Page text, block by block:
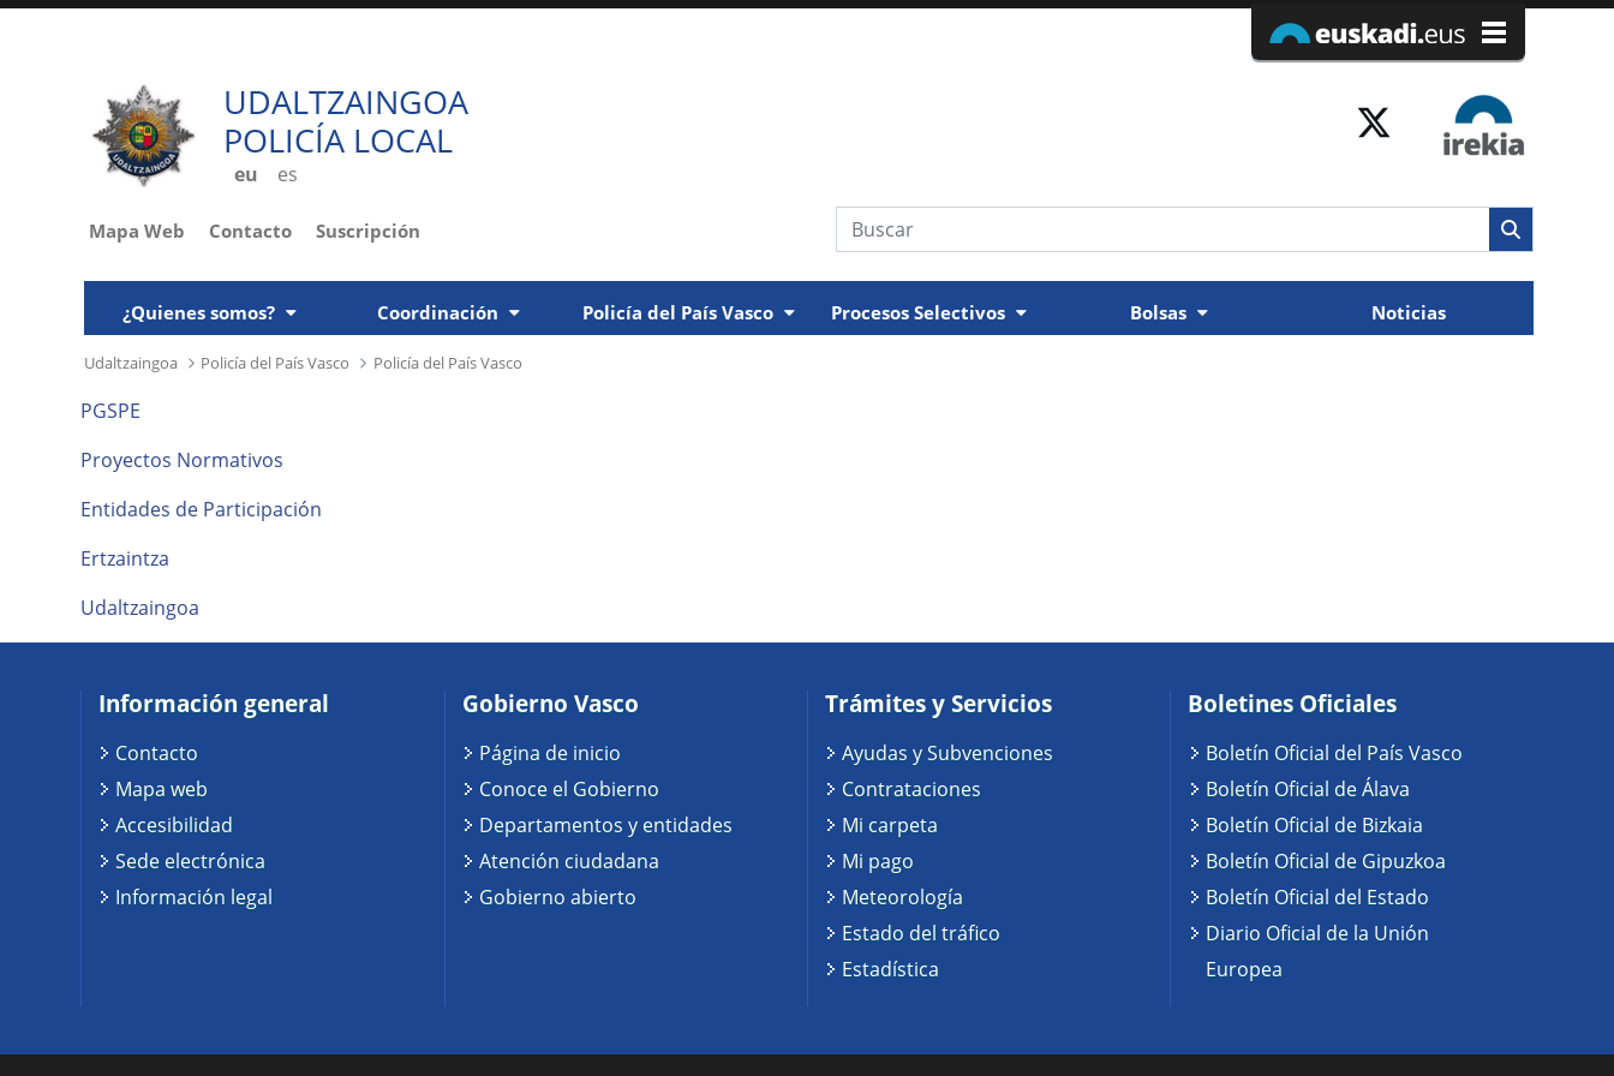
UDALTZAINGOA
POLICÍA LOCAL
eu es
Mapa Web Contacto Suscripción Búsqueda web
¿Quienes somos? Coordinación Policía del País Vasco Procesos Selectivos Bolsas Noticias
Udaltzaingoa Policía del País Vasco Policía del País Vasco
PGSPE
Proyectos Normativos
Entidades de Participación
Ertzaintza
Udaltzaingoa
Información general
Contacto
Mapa web
Accesibilidad
Sede electrónica
Información legal
Gobierno Vasco
Página de inicio
Conoce el Gobierno
Departamentos y entidades
Atención ciudadana
Gobierno abierto
Trámites y Servicios
Ayudas y Subvenciones
Contrataciones
Mi carpeta
Mi pago
Meteorología
Estado del tráfico
Estadística
Boletines Oficiales
Boletín Oficial del País Vasco
Boletín Oficial de Álava
Boletín Oficial de Bizkaia
Boletín Oficial de Gipuzkoa
Boletín Oficial del Estado
Diario Oficial de la Unión
Europea